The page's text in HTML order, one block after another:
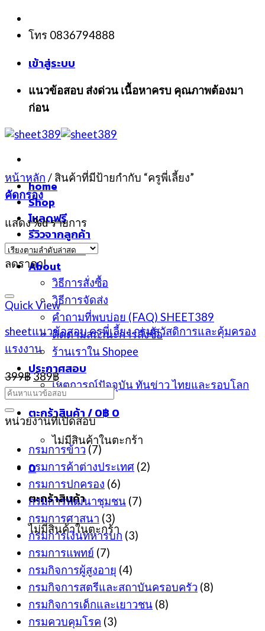
Skip
content
โทร 0836794888
เข้าสู่ระบบ
แนวข้อสอบ ส่งด่วน เนื้อหาครบ คุณภาพต้องมา
ก่อน
home
Shop
โหลดฟรี
รีวิวจากลูกค้า
แจ้งชำระเงิน
About
วิธีการสั่งซื้อ
วิธีการจัดส่ง
คำถามที่พบบ่อย (FAQ) SHEET389
ติดตามสถานะการสั่งซื้อ
ร้านเราใน Shopee
ประกาศสอบ
เหตุการณ์ปัจจุบัน ทันข่าว ไทยและรอบโลก
ตะกร้าสินค้า /0฿ 0
ไม่มีสินค้าในตะกร้า
0
ตะกร้าสินค้า
ไม่มีสินค้าในตะกร้า
หน้าหลัก / สินค้าที่มีป้ายกำกับ “ครูพี่เลี้ยง”
คัดกรอง
แสดง %d รายการ
ลดราคา!
Quick View
sheetแนวข้อสอบ ครูพี่เลี้ยง กรมสวัสดิการและคุ้มครอง
แรงงาน
399฿Original
price
was:
399฿.
389฿Current
price
is:
389฿.
หน่วยงานที่เปิดสอบ
กรมการข้าว (7)
กรมการค้าต่างประเทศ (2)
กรมการปกครอง (6)
กรมการพัฒนาชุมชน (7)
กรมการศาสนา (3)
กรมการเงินทหารบก (3)
กรมการแพทย์ (7)
กรมกิจการผู้สูงอายุ (4)
กรมกิจการสตรีและสถาบันครอบครัว (8)
กรมกิจการเด็กและเยาวชน (8)
กรมควบคุมโรค (3)